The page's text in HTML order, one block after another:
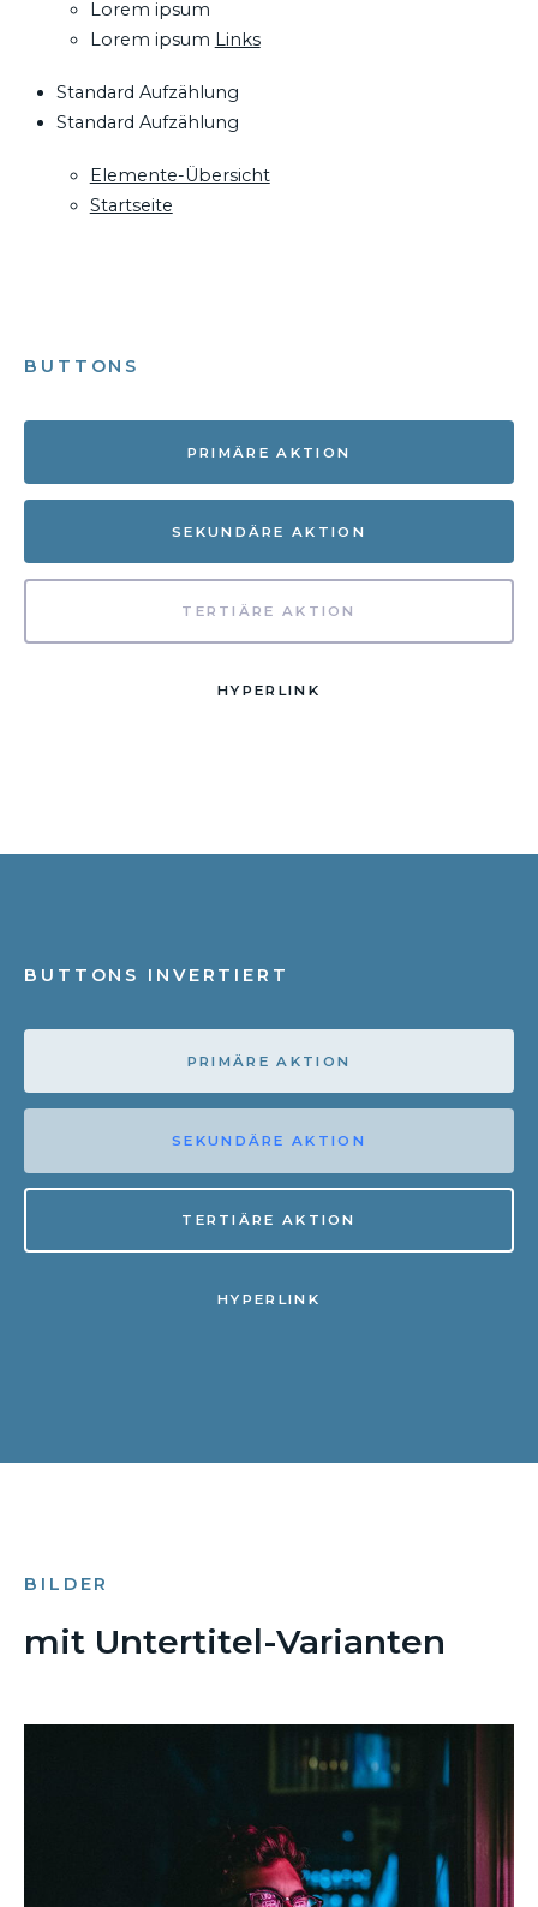
Lorem ipsum
Lorem ipsum Links
Standard Aufzählung
Standard Aufzählung
Elemente-Übersicht
Startseite
BUTTONS
PRIMÄRE AKTION
SEKUNDÄRE AKTION
TERTIÄRE AKTION
HYPERLINK
BUTTONS INVERTIERT
PRIMÄRE AKTION
SEKUNDÄRE AKTION
TERTIÄRE AKTION
HYPERLINK
BILDER
mit Untertitel-Varianten